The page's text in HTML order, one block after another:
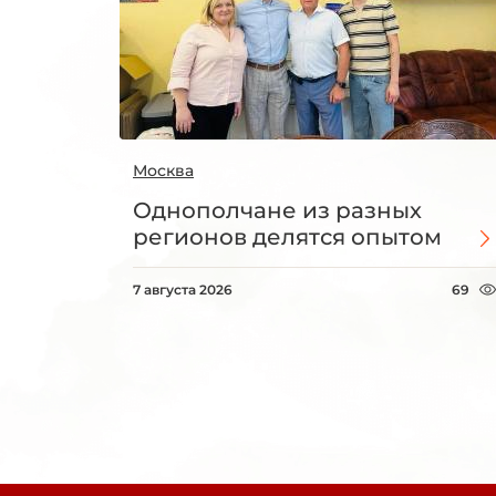
Москва
Однополчане из разных
регионов делятся опытом
7 августа 2026 69